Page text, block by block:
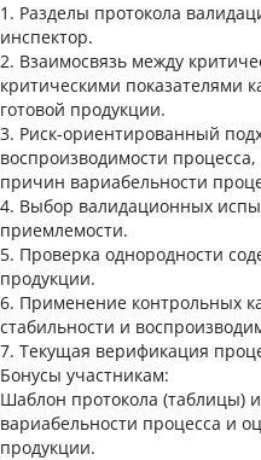
1. Разделы протокола
инспектор.
2. Взаимосвязь между
критическими показателями
готовой продукции.
3. Риск-ориентированный
воспроизводимости
причин вариабельности
4. Выбор валидационных
приемлемости.
5. Проверка однородности
продукции.
6. Применение контрольных
стабильности и
7. Текущая верификация
Бонусы участникам:
Шаблон протокола (таблицы)
вариабельности процесса и
продукции.